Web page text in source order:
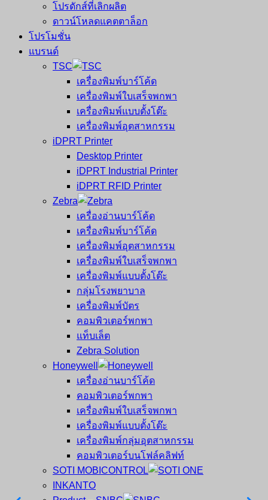
โปรดักส์ที่เลิกผลิต
ดาวน์โหลดแคตตาล็อก
โปรโมชั่น
แบรนด์
TSC
เครื่องพิมพ์บาร์โค้ด
เครื่องพิมพ์ใบเสร็จพกพา
เครื่องพิมพ์แบบตั้งโต๊ะ
เครื่องพิมพ์อุตสาหกรรม
iDPRT Printer
Desktop Printer
iDPRT Industrial Printer
iDPRT RFID Printer
Zebra
เครื่องอ่านบาร์โค้ด
เครื่องพิมพ์บาร์โค้ด
เครื่องพิมพ์อุตสาหกรรม
เครื่องพิมพ์ใบเสร็จพกพา
เครื่องพิมพ์แบบตั้งโต๊ะ
กลุ่มโรงพยาบาล
เครื่องพิมพ์บัตร
คอมพิวเตอร์พกพา
แท็บเล็ต
Zebra Solution
Honeywell
เครื่องอ่านบาร์โค้ด
คอมพิวเตอร์พกพา
เครื่องพิมพ์ใบเสร็จพกพา
เครื่องพิมพ์แบบตั้งโต๊ะ
เครื่องพิมพ์กลุ่มอุตสาหกรรม
คอมพิวเตอร์บนโฟล์คลิฟท์
SOTI MOBICONTROL
INKANTO